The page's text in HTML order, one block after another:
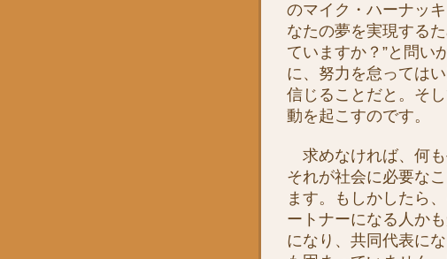
のマイク・ハーナッ
なたの夢を実現する
ていますか？”と問い
に、努力を怠っては
信じることだと。そ
動を起こすのです。
求めなければ、何も
それが社会に必要な
ます。もしかしたら
ートナーになる人か
になり、共同代表に